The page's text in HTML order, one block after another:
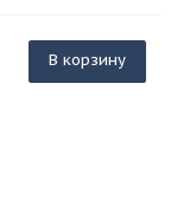
В корзину